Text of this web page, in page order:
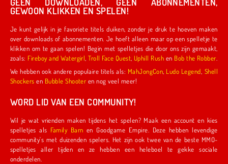
GEWOON KLIKKEN EN SPELEN!
Je kunt gelijk in je favoriete titels duiken, zonder je druk te hoeven maken
over downloads of abonnementen. Je hoeft alleen maar op een spelletje te
klikken om te gaan spelen! Begin met spelletjes die door ons zijn gemaakt,
zoals:
Fireboy and Watergirl ,Troll Face Quest Uphill Rush en Bob the Robber
We hebben ook andere populaire titels als: MahJongCon Ludo Legend Shell
Shockers en Bubble Shooter en nog veel meer!
WORD LID VAN EEN COMMUNITY!
Wil je wat vrienden maken tijdens het spelen? Maak een account en kies
spelletjes als
Family Barn en Goodgame Empire. Deze hebben levendige
community's met duizenden spelers. Het zijn ook twee van de beste MMO-
spelletjes aller tijden en ze hebben een heleboel te gekke sociale
onderdelen.